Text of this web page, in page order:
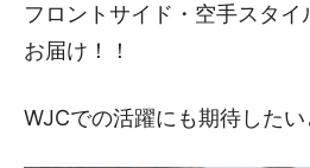
フロントサイド・空手スタイ
お届け！！
WJCでの活躍にも期待したい